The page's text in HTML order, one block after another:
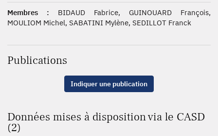
Membres : BIDAUD Fabrice, GUINOUARD François,
MOULIOM Michel, SABATINI Mylène, SEDILLOT Franck
Publications
Indiquer une publication
Données mises à disposition via le CASD
(2)